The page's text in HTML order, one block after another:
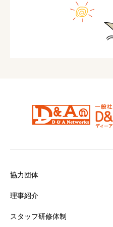
協力団体
理事紹介
スタッフ研修体制